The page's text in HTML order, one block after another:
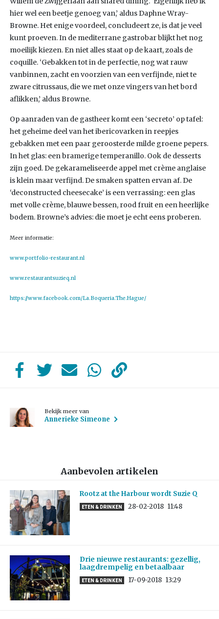
hier wel een beetje genoeg van,’ aldus Daphne Wray-
Browne. Het enige voordeel, concludeert ze, is dat je veel
kunt proeven. In de mediterrane gastrobar blijkt het nog
moeilijk kiezen. En niet alles staat op de kaart, zoals de
coquille. ‘Gebakken tot in de perfectie, nog wat rauw
vanbinnen, zacht en voorzien van een verfijnde, niet te
zware citrussaus, die we met onze vingers van het bord
aflikken,’ aldus Browne.
Op aanraden van de gastheer komt een ‘secreto’ op tafel:
het geheime deel van het ibericovarken in reepjes
gebakken met een paar geroosterde milde groene pepers.
In het glas: een bramerige temperanillo. Ook de desserts
zijn goed. De gekarameliseerde appel met crème anglaise
is klein maar verfijnd. De smaken spatten ervan af. De
‘deconstructed cheesecake’ is een verrassing: een glas
met volle crème, blauwe bessen, rood fruit en een heerlijke
bodem. Browne’s advies: die moet je echt eens proberen.
Meer informatie:
www.portfolio-restaurant.nl
www.restaurantsuzieq.nl
https://www.facebook.com/La.Boqueria.The.Hague/
Bekijk meer van
Annerieke Simeone
Aanbevolen artikelen
Rootz at the Harbour wordt Suzie Q
ETEN & DRINKEN 28-02-2018 11:48
Drie nieuwe restaurants: gezellig,
laagdrempelig en betaalbaar
ETEN & DRINKEN 17-09-2018 13:29